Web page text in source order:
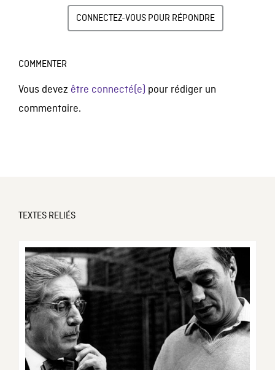
CONNECTEZ-VOUS POUR RÉPONDRE
COMMENTER
Vous devez être connecté(e) pour rédiger un
commentaire.
TEXTES RELIÉS